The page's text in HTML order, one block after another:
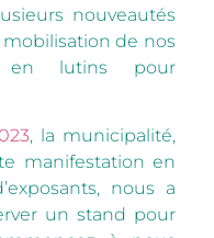
nouveautés
de nos
en lutins pour
, la municipalité,
manifestation en
nous a
un stand pour